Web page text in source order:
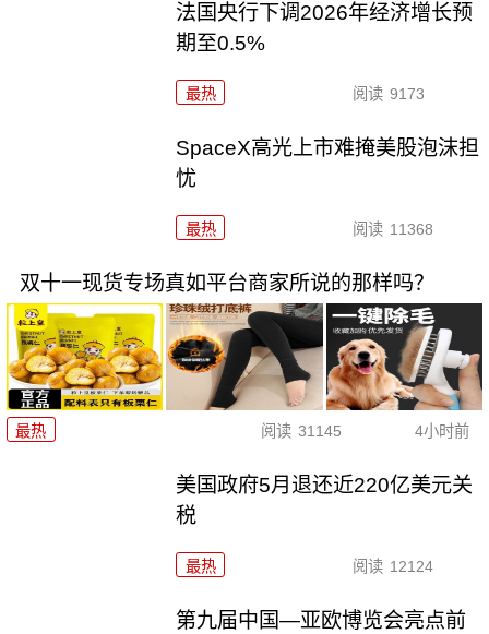
法国央行下调2026年经济增长预
期至0.5%
最热 阅读 9173
SpaceX高光上市难掩美股泡沫担
忧
最热 阅读 11368
双十一现货专场真如平台商家所说的那样吗？
最热 阅读 31145 4小时前
美国政府5月退还近220亿美元关
税
最热 阅读 12124
第九届中国—亚欧博览会亮点前